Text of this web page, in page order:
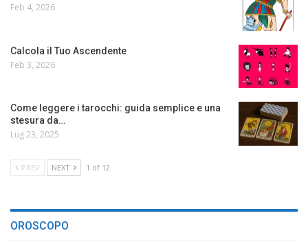
Feb 4, 2026
Calcola il Tuo Ascendente
Feb 3, 2026
Come leggere i tarocchi: guida semplice e una
stesura da…
Lug 23, 2025
PREV NEXT 1 of 12
OROSCOPO